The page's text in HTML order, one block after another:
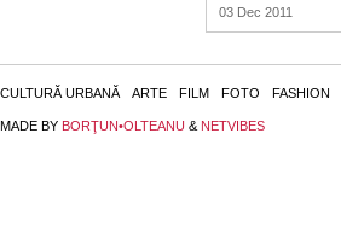
03 Dec 2011
CULTURĂ URBANĂ ARTE FILM FOTO FASHION
MADE BY BORŢUN•OLTEANU & NETVIBES